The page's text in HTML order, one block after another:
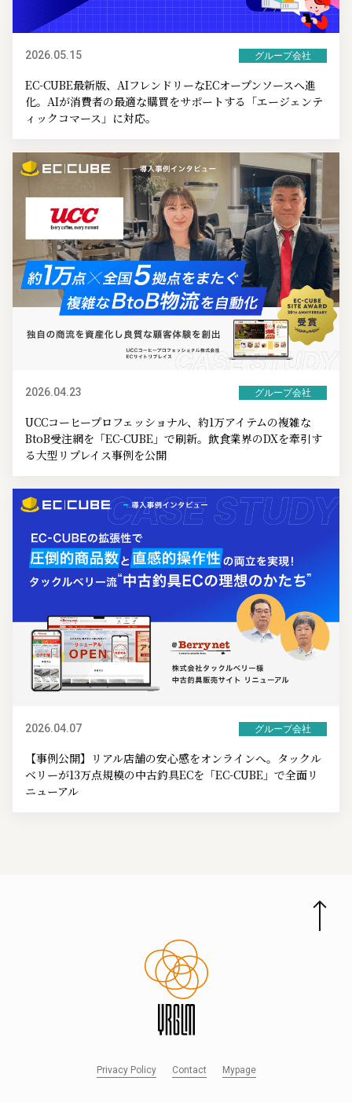
2026.05.15 グループ会社
EC-CUBE最新版、AIフレンドリーなECオープンソースへ進
化。AIが消費者の最適な購買をサポートする「エージェンテ
ィックコマース」に対応。
2026.04.23 グループ会社
UCCコーヒープロフェッショナル、約1万アイテムの複雑な
BtoB受注網を「EC-CUBE」で刷新。飲食業界のDXを牽引す
る大型リプレイス事例を公開
2026.04.07 グループ会社
【事例公開】リアル店舗の安心感をオンラインへ。タックル
ベリーが13万点規模の中古釣具ECを「EC-CUBE」で全面リ
ニューアル
Privacy Policy Contact Mypage